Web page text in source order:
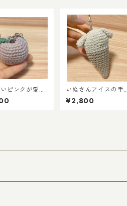
ピンクが愛ら
質UVコット
りんごキーホ
いぬさんアイスの手編
みストラップ（あみぐ
るみ）
¥2,800